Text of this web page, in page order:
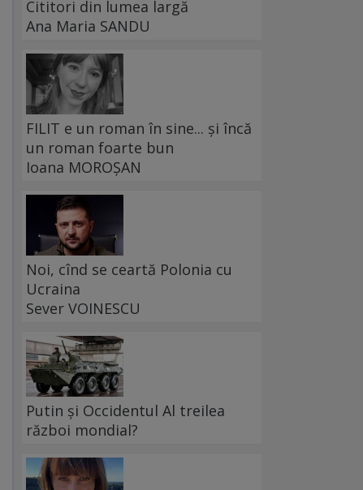
Cititori din lumea largă
Ana Maria SANDU
FILIT e un roman în sine... și încă
un roman foarte bun
Ioana MOROȘAN
Noi, cînd se ceartă Polonia cu
Ucraina
Sever VOINESCU
Putin și Occidentul Al treilea
război mondial?